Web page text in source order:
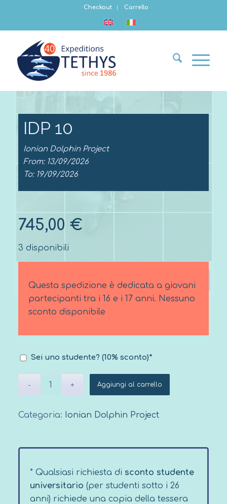
Checkout Carrello
IDP 10
Ionian Dolphin Project
From: 13/09/2026
To: 19/09/2026
745,00 €
3 disponibili
Questa spedizione è dedicata a giovani
partecipanti tra i 16 e i 17 anni. Nessuno
sconto disponibile
Sei uno studente? (10% sconto)*
Aggiungi al carrello
Categoria: Ionian Dolphin Project
* Qualsiasi richiesta di sconto studente
universitario (per studenti sotto i 26
anni) richiede una copia della tessera